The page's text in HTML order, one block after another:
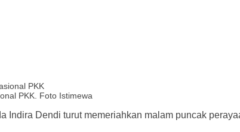
PKK. Foto Istimewa
Indira Dendi turut memeriahkan malam puncak